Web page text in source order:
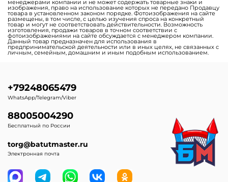
менеджерами компании и не может содержать товарные знаки и
изображения, право на использование которых не передано Продавцу
товара в установленном законом порядке. Фотоизображения на сайте
размещены, в том числе, с целью изучения спроса на конкретный
товар и могут не соответствовать действительности. Возможность
изготовления, продажи товаров в точном соответствии с
фотоизображениями на сайте обсуждается с менеджером компании.
Данный товар предназначен для использования в
предпринимательской деятельности или в иных целях, не связанных с
личным, семейным, домашним и иным подобным использованием.
+79248065479
WhatsApp/Telegram/Viber
88005004290
Бесплатный по России
torg@batutmaster.ru
Электронная почта